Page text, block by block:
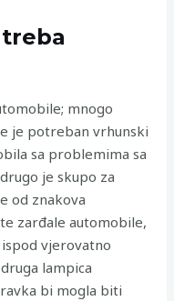
mnogo
je potreban vrhunski
sa problemima sa
je skupo za
od znakova
zarđale automobile,
vjerovatno
lampica
bi mogla biti